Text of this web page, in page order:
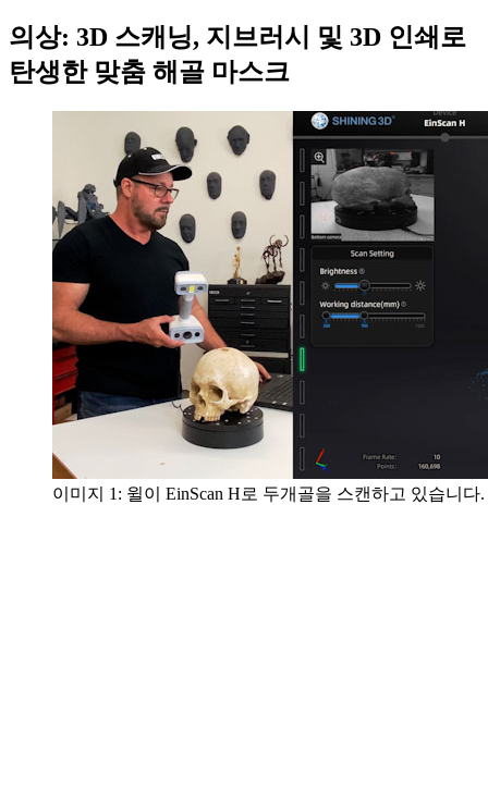
의상: 3D 스캐닝, 지브러시 및 3D 인쇄로
탄생한 맞춤 해골 마스크
이미지 1: 윌이 EinScan H로 두개골을 스캔하고 있습니다.